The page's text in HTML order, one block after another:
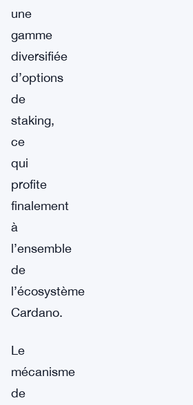
une
gamme
diversifiée
d’options
de
staking,
ce
qui
profite
finalement
à
l’ensemble
de
l’écosystème
Cardano.
Le
mécanisme
de